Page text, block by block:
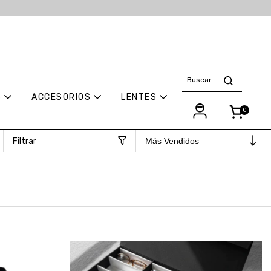
ACCESORIOS LENTES
0
Filtrar